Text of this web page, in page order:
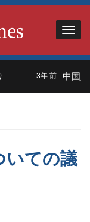
3年 前 中国人観
いての議